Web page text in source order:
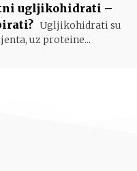
ugljikohidrati –
Ugljikohidrati su
uz proteine...